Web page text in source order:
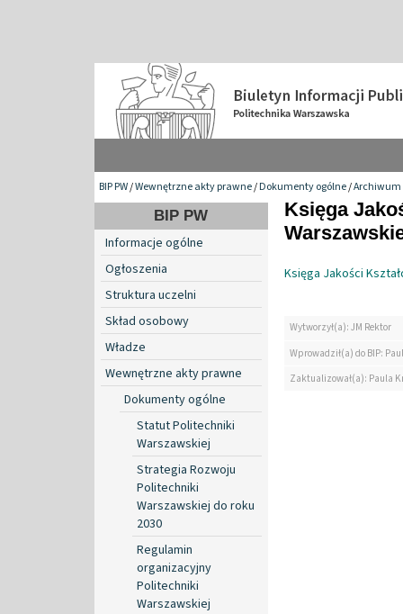
BIP PW/Wewnętrzne akty prawne/Dokumenty ogólne/Archiwum
BIP PW
Informacje ogólne
Ogłoszenia
Struktura uczelni
Skład osobowy
Władze
Wewnętrzne akty prawne
Dokumenty ogólne
Statut Politechniki
Warszawskiej
Strategia Rozwoju
Politechniki
Warszawskiej do roku
2030
Regulamin
organizacyjny
Politechniki
Warszawskiej
Księga
Księga Jakości
Wytworzył(a): JM Rektor
Wprowadził(a) do BIP:
Zaktualizował(a): Paula